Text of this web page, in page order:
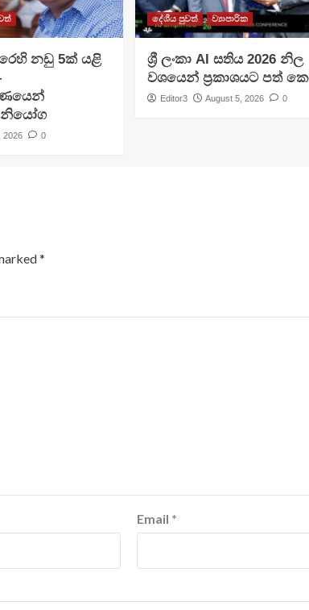
නඩු 5ක් යළි
නියෝග
2026 0
දේශීය පුවත් ව්‍යාපාරික
ශ්‍රී ලංකා AI සතිය 2026 නිල
වශයෙන් ප්‍රකාශයට පත්
Editor3 August 5, 2026 0
*
Email *